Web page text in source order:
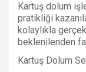
Kartuş dolum
pratikliği
kolaylıkla
beklenilenden
Kartuş Dolum